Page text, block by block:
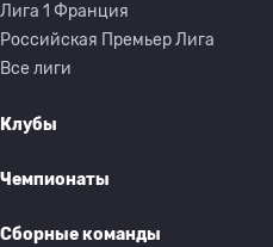
Лига 1 Франция
Российская Премьер Лига
Все лиги
Клубы
Чемпионаты
Сборные команды